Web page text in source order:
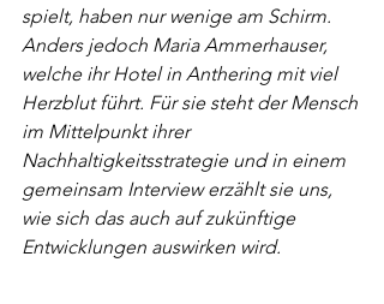
spielt, haben nur wenige am Schirm.
Anders jedoch Maria Ammerhauser,
welche ihr Hotel in Anthering mit viel
Herzblut führt. Für sie steht der Mensch
im Mittelpunkt ihrer
Nachhaltigkeitsstrategie und in einem
gemeinsam Interview erzählt sie uns,
wie sich das auch auf zukünftige
Entwicklungen auswirken wird.